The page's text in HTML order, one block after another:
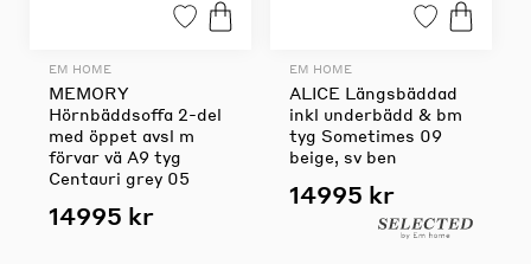
EM HOME
MEMORY
Hörnbäddsoffa 2-del
med öppet avsl m
förvar vä A9 tyg
Centauri grey 05
14995 kr
EM HOME
ALICE Längsbäddad
inkl underbädd & bm
tyg Sometimes 09
beige, sv ben
14995 kr